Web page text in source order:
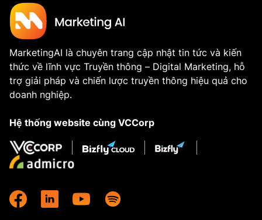
MarketingAI là chuyên trang cập nhật tin tức và kiến
thức về lĩnh vực Truyền thông – Digital Marketing, hỗ
trợ giải pháp và chiến lược truyền thông hiệu quả cho
doanh nghiệp.
Hệ thống website cùng VCCorp